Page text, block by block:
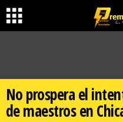
No prospera el
de maestros en